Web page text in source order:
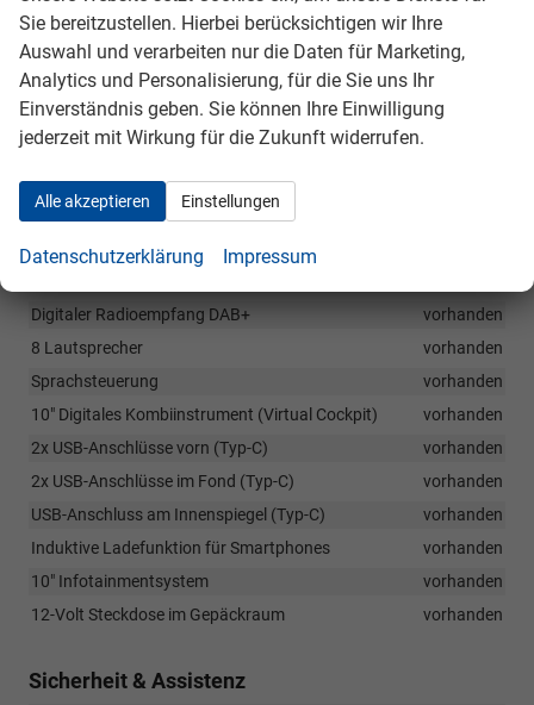
vorhanden
vorhanden
Verzurösen, Netzprogramm und Cargoelemente im
vorhanden
Infotainment & Kommunikation
Wireless SmartLink (je nach Kompatibilität des Endgeräts):
Apple CarPlay/Android-Auto
Digitaler Radioempfang DAB+
vorhanden
8 Lautsprecher
vorhanden
Sprachsteuerung
vorhanden
10" Digitales Kombiinstrument (Virtual Cockpit)
vorhanden
2x USB-Anschlüsse vorn (Typ-C)
vorhanden
2x USB-Anschlüsse im Fond (Typ-C)
vorhanden
USB-Anschluss am Innenspiegel (Typ-C)
vorhanden
Induktive Ladefunktion für Smartphones
vorhanden
10" Infotainmentsystem
vorhanden
12-Volt Steckdose im Gepäckraum
vorhanden
Sicherheit & Assistenz
Sie bereitzustellen. Hierbei berücksichtigen wir Ihre
Auswahl und verarbeiten nur die Daten für Marketing,
Analytics und Personalisierung, für die Sie uns Ihr
Einverständnis geben. Sie können Ihre Einwilligung
jederzeit mit Wirkung für die Zukunft widerrufen.
Alle akzeptieren Einstellungen
Datenschutzerklärung Impressum